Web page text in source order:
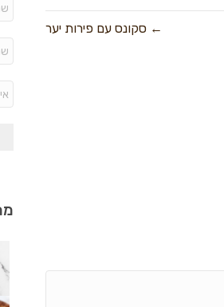
← סקונס עם פירות יער